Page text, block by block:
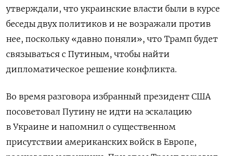
утверждали, что украинские власти были в курсе
беседы двух политиков и не возражали против
нее, поскольку «давно поняли», что Трамп будет
связываться с Путиным, чтобы найти
дипломатическое решение конфликта.
Во время разговора избранный президент США
посоветовал Путину не идти на эскалацию
в Украине и напомнил о существенном
присутствии американских войск в Европе,